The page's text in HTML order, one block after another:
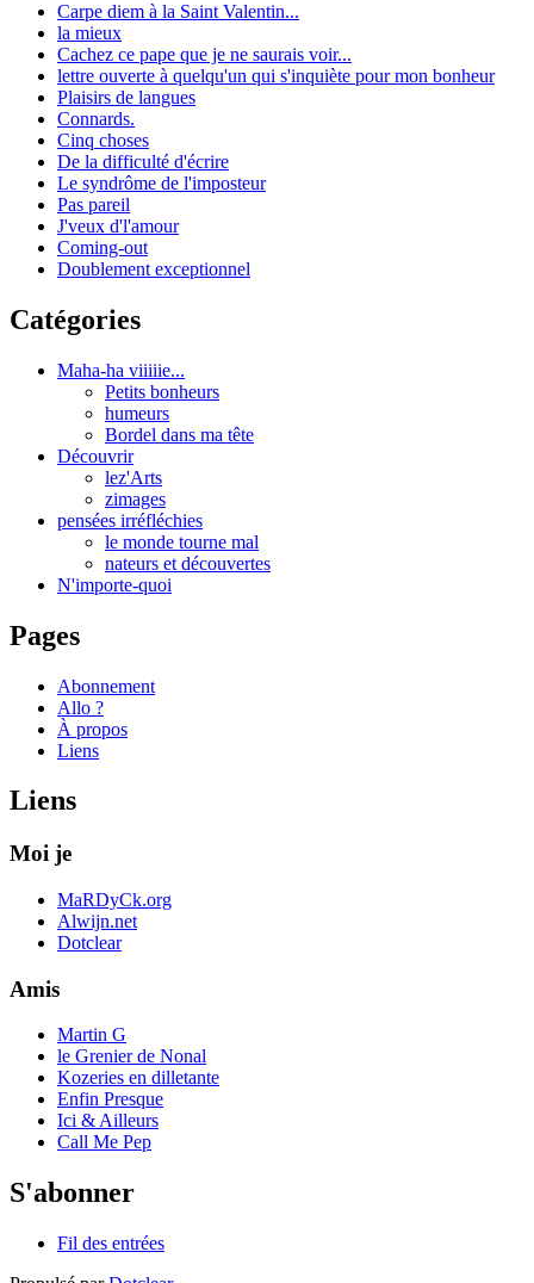
Carpe diem à la Saint Valentin...
la mieux
Cachez ce pape que je ne saurais voir...
lettre ouverte à quelqu'un qui s'inquiète pour mon bonheur
Plaisirs de langues
Connards.
Cinq choses
De la difficulté d'écrire
Le syndrôme de l'imposteur
Pas pareil
J'veux d'l'amour
Coming-out
Doublement exceptionnel
Catégories
Maha-ha viiiiie...
Petits bonheurs
humeurs
Bordel dans ma tête
Découvrir
lez'Arts
zimages
pensées irréfléchies
le monde tourne mal
nateurs et découvertes
N'importe-quoi
Pages
Abonnement
Allo ?
À propos
Liens
Liens
Moi je
MaRDyCk.org
Alwijn.net
Dotclear
Amis
Martin G
le Grenier de Nonal
Kozeries en dilletante
Enfin Presque
Ici & Ailleurs
Call Me Pep
S'abonner
Fil des entrées